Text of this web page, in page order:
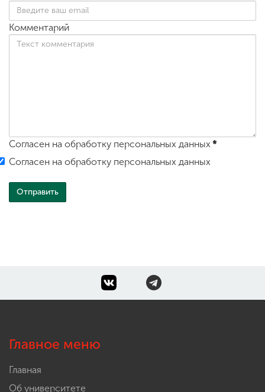
Комментарий
Согласен на обработку персональных данных *
Согласен на обработку персональных данных
Главное меню
Главная
Об университете